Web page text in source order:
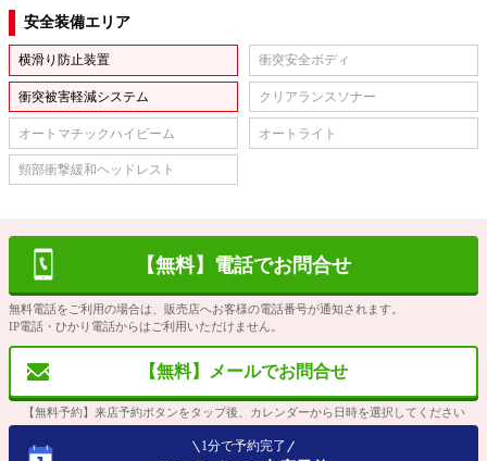
安全装備エリア
横滑り防止装置 衝突安全ボディ
衝突被害軽減システム クリアランスソナー
オートマチックハイビーム オートライト
頸部衝撃緩和ヘッドレスト
【無料】電話でお問合せ
無料電話をご利用の場合は、販売店へお客様の電話番号が通知されます。
IP電話・ひかり電話からはご利用いただけません。
【無料】メールでお問合せ
【無料予約】来店予約ボタンをタップ後、カレンダーから日時を選択してください
1分で予約完了